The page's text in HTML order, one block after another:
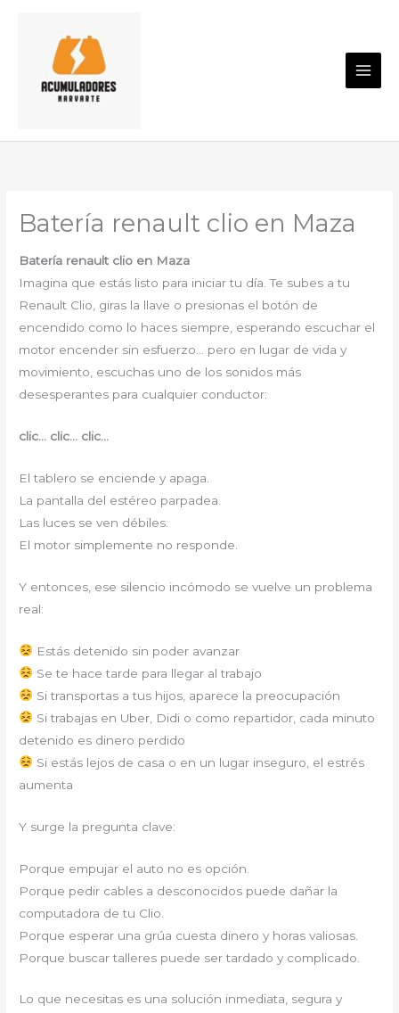
contenido
Batería renault clio en Maza
Batería renault clio en Maza
Imagina que estás listo para iniciar tu día. Te subes a tu
Renault Clio, giras la llave o presionas el botón de
encendido como lo haces siempre, esperando escuchar el
motor encender sin esfuerzo… pero en lugar de vida y
movimiento, escuchas uno de los sonidos más
desesperantes para cualquier conductor:
clic… clic… clic…
El tablero se enciende y apaga.
La pantalla del estéreo parpadea.
Las luces se ven débiles.
El motor simplemente no responde.
Y entonces, ese silencio incómodo se vuelve un problema
real:
Estás detenido sin poder avanzar
Se te hace tarde para llegar al trabajo
Si transportas a tus hijos, aparece la preocupación
Si trabajas en Uber, Didi o como repartidor, cada minuto
detenido es dinero perdido
Si estás lejos de casa o en un lugar inseguro, el estrés
aumenta
Y surge la pregunta clave:
Porque empujar el auto no es opción.
Porque pedir cables a desconocidos puede dañar la
computadora de tu Clio.
Porque esperar una grúa cuesta dinero y horas valiosas.
Porque buscar talleres puede ser tardado y complicado.
Lo que necesitas es una solución inmediata, segura y